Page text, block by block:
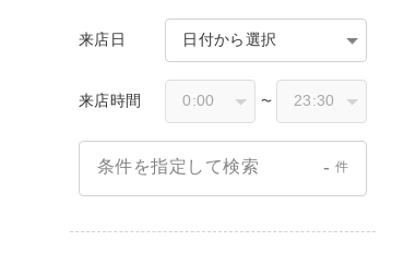
来店日 日付から選択
来店時間 〜
条件を指定して検索 - 件